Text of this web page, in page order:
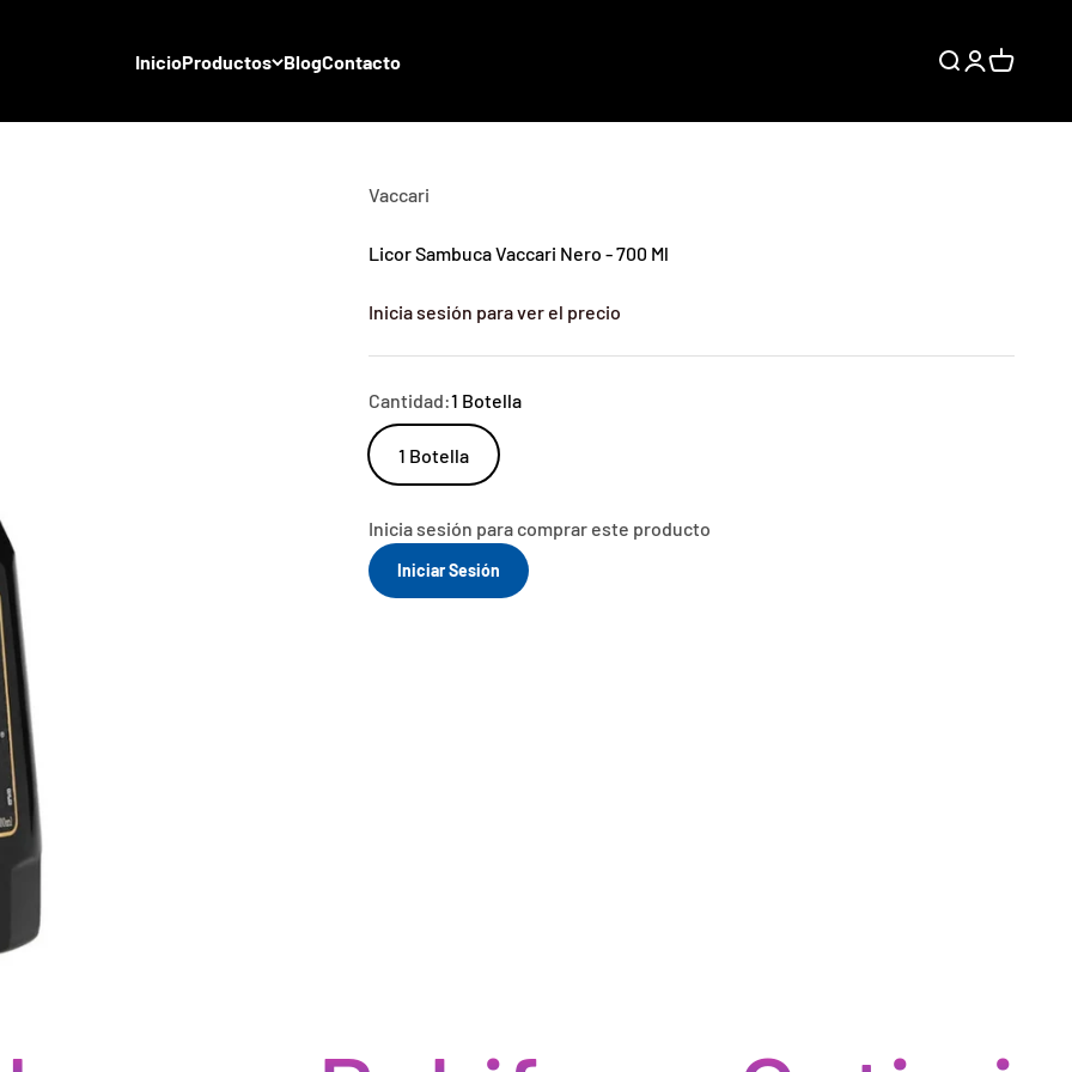
InicioProductos BlogContacto BuscarIniciar sesión
Carrito
Vaccari
Licor Sambuca Vaccari Nero - 700 Ml
Inicia sesión para ver el precio
Cantidad:1 Botella
1 Botella
Inicia sesión para comprar este producto
Iniciar Sesión